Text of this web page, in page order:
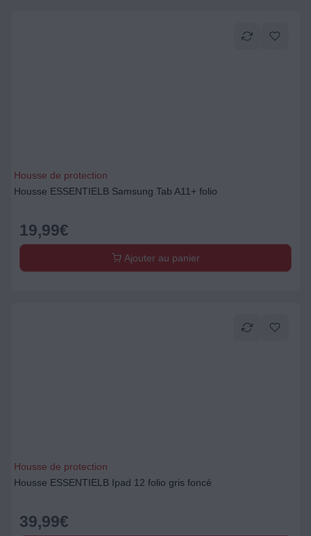
Housse de protection
Housse ESSENTIELB Samsung Tab A11+ folio
19,99€
Ajouter au panier
Housse de protection
Housse ESSENTIELB Ipad 12 folio gris foncé
39,99€